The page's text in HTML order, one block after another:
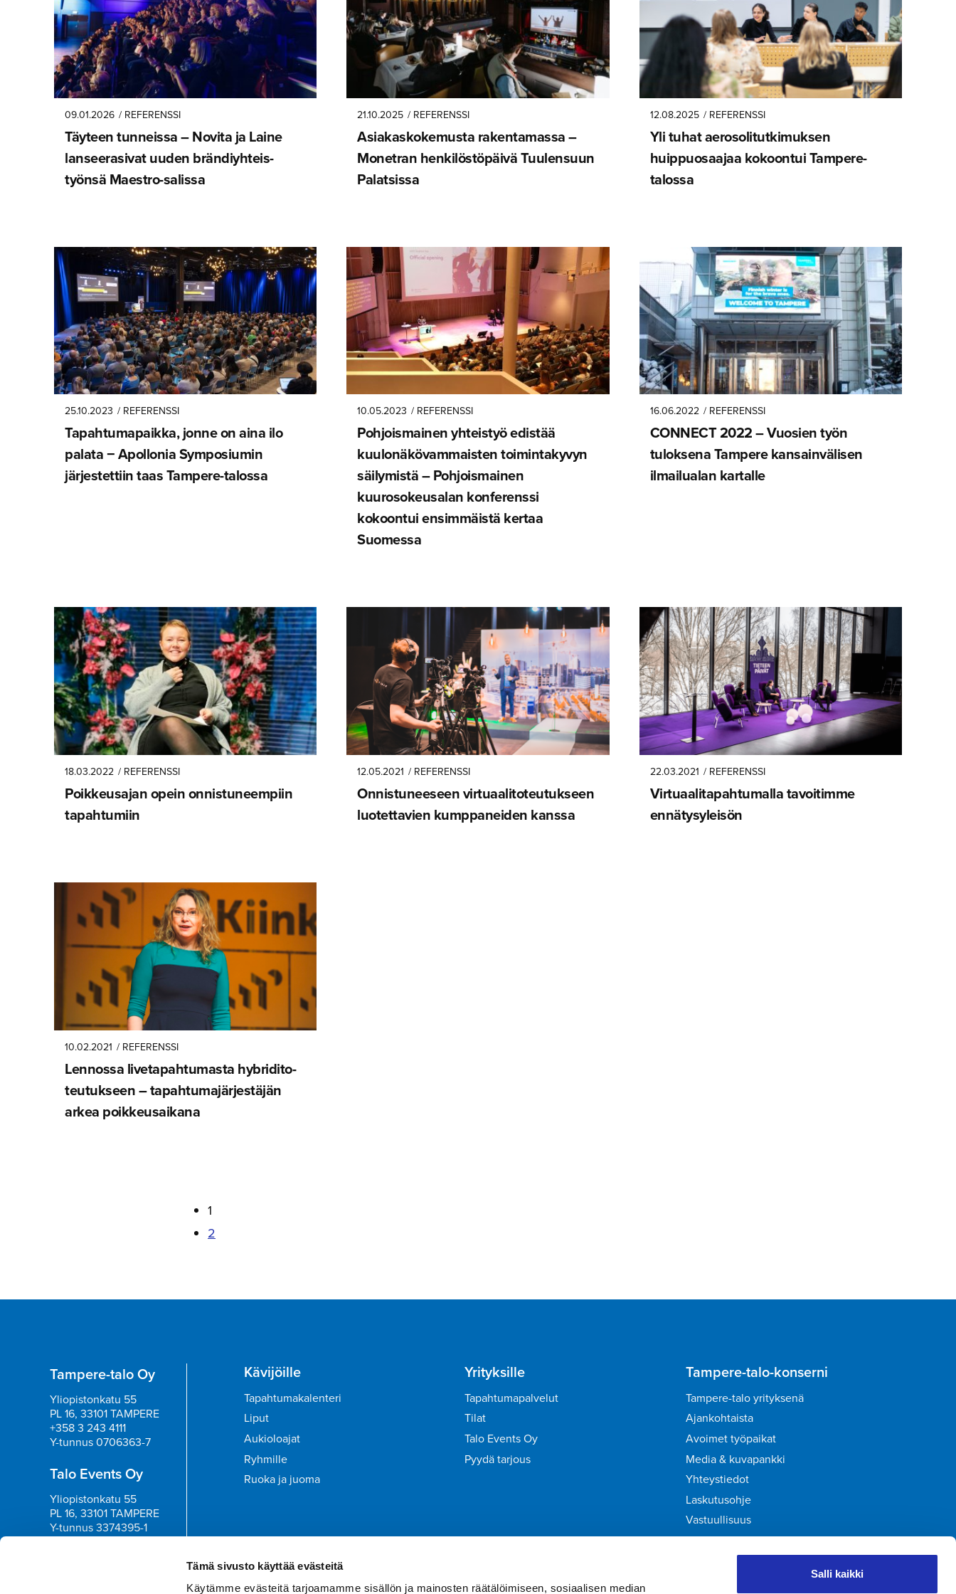
Tämä sivusto käyttää evästeitä
Käytämme evästeitä tarjoamamme sisällön ja mainosten räätälöimiseen, sosiaalisen median
Salli kaikki
09.01.2026 / REFERENSSI
Täyteen tunneissa – Novita ja Laine
lanseera­sivat uuden brändiyh­teis­
työnsä Maestro-salissa
21.10.2025 / REFERENSSI
Asiakasko­ke­musta rakentamassa –
Monetran henkilös­tö­päivä Tuulensuun
Palatsissa
12.08.2025 / REFERENSSI
Yli tuhat aerosoli­tut­ki­muksen
huippuosaajaa kokoontui Tampere-
talossa
25.10.2023 / REFERENSSI
Tapahtuma­paikka, jonne on aina ilo
palata − Apollonia Symposiumin
järjestettiin taas Tampere-talossa
10.05.2023 / REFERENSSI
Pohjoismainen yhteistyö edistää
kuulonäkö­vam­maisten toiminta­kyvyn
säilymistä – Pohjoismainen
kuurosokeu­salan konferenssi
kokoontui ensimmäistä kertaa
Suomessa
16.06.2022 / REFERENSSI
CONNECT 2022 – Vuosien työn
tuloksena Tampere kansainvä­lisen
ilmailualan kartalle
18.03.2022 / REFERENSSI
Poikkeusajan opein onnistuneempiin
tapahtumiin
12.05.2021 / REFERENSSI
Onnistuneeseen virtuaali­to­teu­tukseen
luotettavien kumppaneiden kanssa
22.03.2021 / REFERENSSI
Virtuaali­ta­pah­tu­malla tavoitimme
ennätysy­leisön
10.02.2021 / REFERENSSI
Lennossa livetapah­tu­masta hybridito­
teu­tukseen – tapahtuma­jär­jes­täjän
arkea poikkeusaikana
1
2
Tampere-talo Oy
Yliopistonkatu 55
PL 16, 33101 TAMPERE
+358 3 243 4111
Y-tunnus 0706363-7
Talo Events Oy
Yliopistonkatu 55
PL 16, 33101 TAMPERE
Y-tunnus 3374395-1
Kävijöille
Tapahtumakalenteri
Liput
Aukioloajat
Ryhmille
Ruoka ja juoma
Yrityksille
Tapahtumapalvelut
Tilat
Talo Events Oy
Pyydä tarjous
Tampere-talo-konserni
Tampere-talo yrityksenä
Ajankohtaista
Avoimet työpaikat
Media & kuvapankki
Yhteystiedot
Laskutusohje
Vastuullisuus
Tilaa uutiskirje